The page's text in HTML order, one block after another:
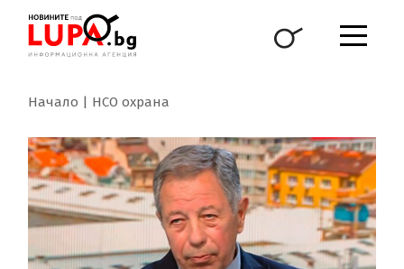
Начало НСО охрана